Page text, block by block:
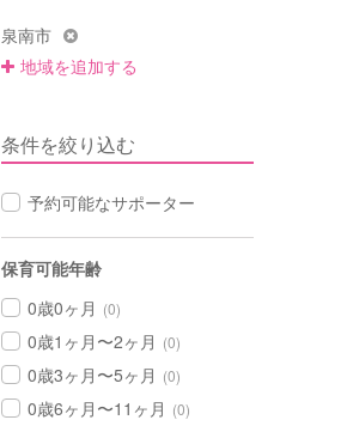
泉南市
地域を追加する
条件を絞り込む
予約可能なサポーター
保育可能年齢
0歳0ヶ月 (0)
0歳1ヶ月〜2ヶ月 (0)
0歳3ヶ月〜5ヶ月 (0)
0歳6ヶ月〜11ヶ月 (0)